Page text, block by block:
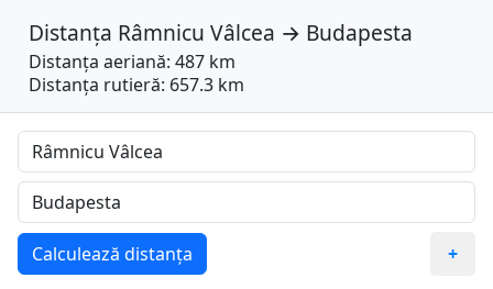
Distanța Râmnicu Vâlcea → Budapesta
Distanța aeriană: 487 km
Distanța rutieră: 657.3 km
Calculează distanța +